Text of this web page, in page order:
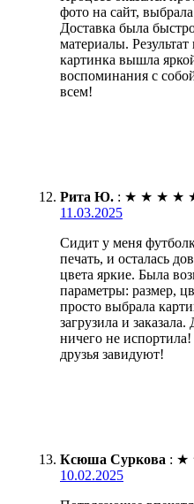
фото на сайт,
Доставка была
материалы.
картинка вышла
воспоминания с
всем!
Рита Ю. : ★ ★ ★ ★
11.03.2025
Сидит у меня
печать, и осталась
цвета яркие. Была
параметры: размер,
просто выбрала
загрузила и
ничего не
друзья завидуют!
Ксюша Суркова : ★
10.02.2025